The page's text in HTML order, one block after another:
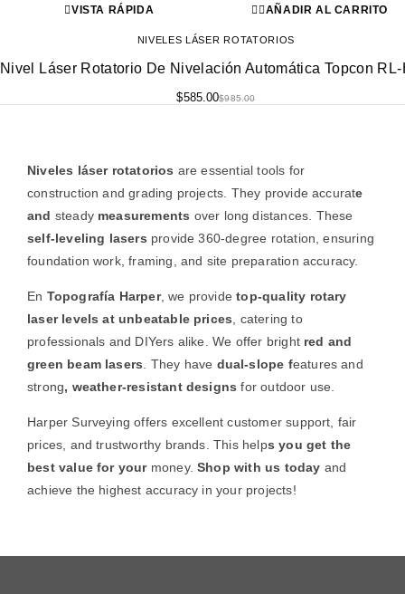
VISTA RÁPIDA AÑADIR AL CARRITO
NIVELES LÁSER ROTATORIOS
Nivel Láser Rotatorio De Nivelación Automática Topcon
$985.00
$585.00
Niveles láser rotatorios are essential tools for
construction and grading projects. They provide accurate
and steadymeasurements over long distances. These
self-leveling lasers provide 360-degree rotation, ensuring
foundation work, framing, and site preparation accuracy.
En Topografía Harper, we providetop-quality rotary
laser levels at unbeatable prices , catering to
professionals and DIYers alike. We offer brightred and
green beam lasers . They have dual-slope features and
strong, weather-resistant designs for outdoor use.
Harper Surveying offers excellent customer support, fair
prices, and trustworthy brands. This helps you get the
best value for your money.Shop with us today and
achieve the highest accuracy in your projects!